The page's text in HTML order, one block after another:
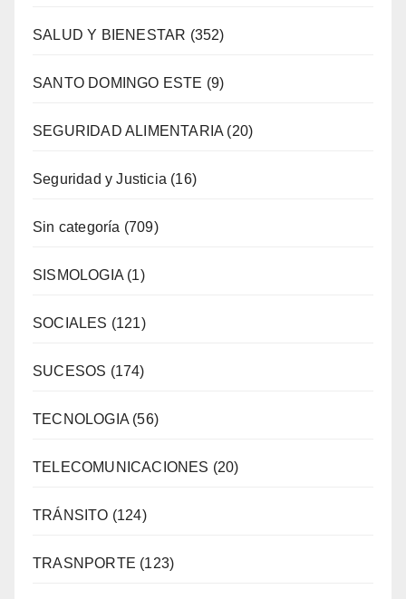
SALUD Y BIENESTAR (352)
SANTO DOMINGO ESTE (9)
SEGURIDAD ALIMENTARIA(20)
Seguridad y Justicia (16)
Sin categoría (709)
SISMOLOGIA(1)
SOCIALES (121)
SUCESOS (174)
TECNOLOGIA(56)
TELECOMUNICACIONES (20)
TRÁNSITO (124)
TRASNPORTE (123)